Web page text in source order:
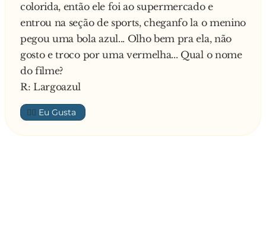
colorida, então ele foi ao supermercado e
entrou na seção de sports, cheganfo la o menino
pegou uma bola azul... Olho bem pra ela, não
gosto e troco por uma vermelha... Qual o nome
do filme?
R: Largoazul
👍🏼